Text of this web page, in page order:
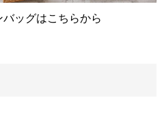
ッグはこちらから